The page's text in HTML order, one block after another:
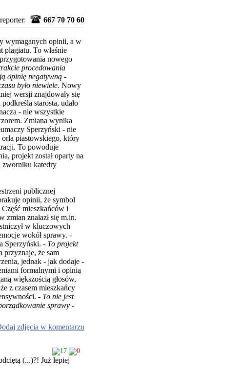
667 70 70 60
wymaganych opinii, a w
plagiatu. To właśnie
nowego
procedowania
opinię negatywną -
było niewiele. Nowy
wersji znajdowały się
starosta, udało
- nie wszystkie
Zmiana wynika
Sperzyński - nie
piastowskiego, który
To powoduje
projekt został oparty na
zworniku katedry
publicznej
opinii, że symbol
Część mieszkańców i
zmian znalazł się m.in.
w kluczowych
wokół sprawy. -
Sperzyński. - To projekt
przyznaje, że sam
jednak - jak dodaje -
formalnymi i opinią
większością głosów,
z czasem mieszkańcy
- To nie jest
sprawy -
zdjęcia w komentarzu
17 0
(...)?! Już lepiej